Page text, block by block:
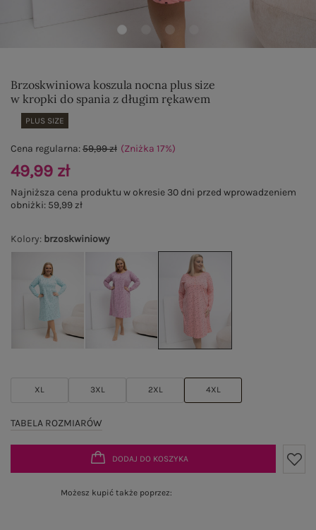
Brzoskwiniowa koszula nocna plus size
w kropki do spania z długim rękawem
PLUS SIZE
Kolory: brzoskwiniowy
XL 3XL 2XL 4XL
TABELA ROZMIARÓW
Cena regularna:59,99 zł (Zniżka 17%)
49,99 zł
Najniższa cena produktu w okresie 30 dni przed wprowadzeniem
obniżki: 59,99 zł
DODAJ DO KOSZYKA
Możesz kupić także poprzez: